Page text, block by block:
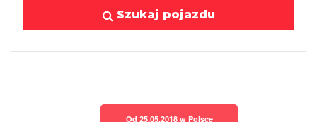
Szukaj pojazdu
Od 25.05.2018 w Polsce